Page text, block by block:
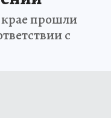
прошли
с